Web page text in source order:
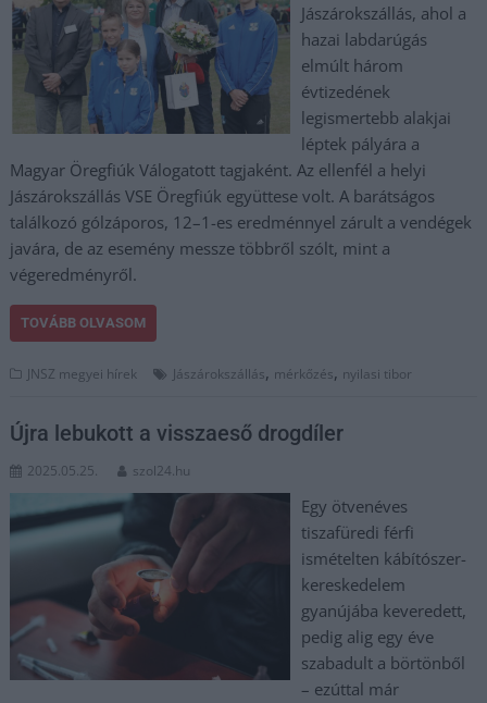
Jászárokszállás, ahol a
hazai labdarúgás
elmúlt három
évtizedének
legismertebb alakjai
léptek pályára a
Magyar Öregfiúk Válogatott tagjaként. Az ellenfél a helyi
Jászárokszállás VSE Öregfiúk együttese volt. A barátságos
találkozó gólzáporos, 12–1-es eredménnyel zárult a vendégek
javára, de az esemény messze többről szólt, mint a
végeredményről.
TOVÁBB OLVASOM
JNSZ megyei hírek Jászárokszállás, mérkőzés, nyilasi tibor
Újra lebukott a visszaeső drogdíler
2025.05.25. szol24.hu
Egy ötvenéves
tiszafüredi férfi
ismételten kábítószer-
kereskedelem
gyanújába keveredett,
pedig alig egy éve
szabadult a börtönből
– ezúttal már